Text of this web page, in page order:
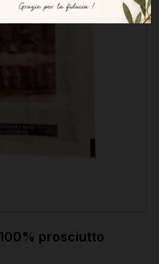
prosciutto